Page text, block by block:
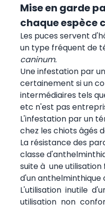
Mise en garde
chaque espèce
Les puces servent
un type fréquent de
caninum.
Une infestation par
certainement si un
intermédiaires tels
etc n'est pas
L'infestation par un
chez les chiots âgés
La résistance des
classe
suite à une
d'un anthelminthique
L'utilisation inutile
utilisation non